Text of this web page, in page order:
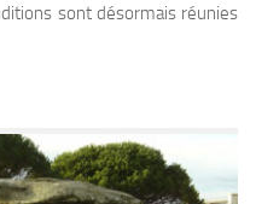
sont désormais réunies